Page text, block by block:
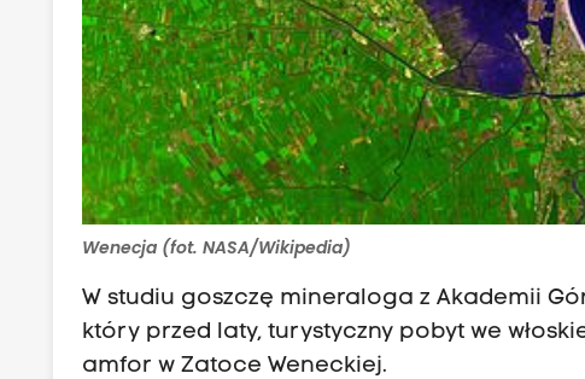
Wenecja (fot. NASA/Wikipedia)
W studiu goszczę mineraloga z Akademii
który przed laty, turystyczny pobyt we
amfor w Zatoce Weneckiej.